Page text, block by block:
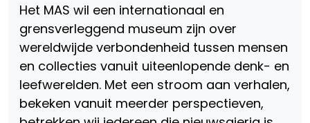
Het MAS wil een internationaal en
grensverleggend museum zijn over
wereldwijde verbondenheid tussen mensen
en collecties vanuit uiteenlopende denk- en
leefwerelden. Met een stroom aan verhalen,
bekeken vanuit meerder perspectieven,